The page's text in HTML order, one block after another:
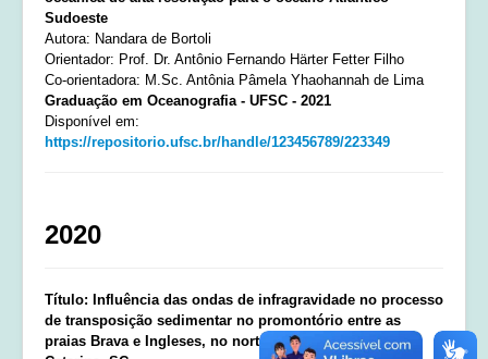
Cursos e Apresentações
Login
Notícias
Sudoeste
Autora: Nandara de Bortoli
Orientador: Prof. Dr. Antônio Fernando Härter Fetter Filho
Co-orientadora: M.Sc. Antônia Pâmela Yhaohannah de Lima
Graduação em Oceanografia - UFSC - 2021
Disponível em:
https://repositorio.ufsc.br/handle/123456789/223349
2020
Título: Influência das ondas de infragravidade no processo
de transposição sedimentar no promontório entre as
praias Brava e Ingleses, no norte da ilha de Santa